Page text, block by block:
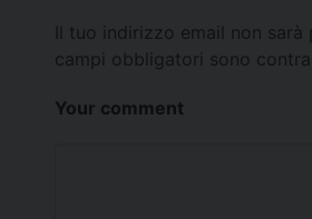
Il tuo indirizzo email non sarà
campi obbligatori sono
Your comment